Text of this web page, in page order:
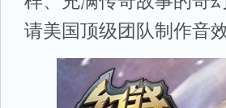
请美国顶级团队制作音